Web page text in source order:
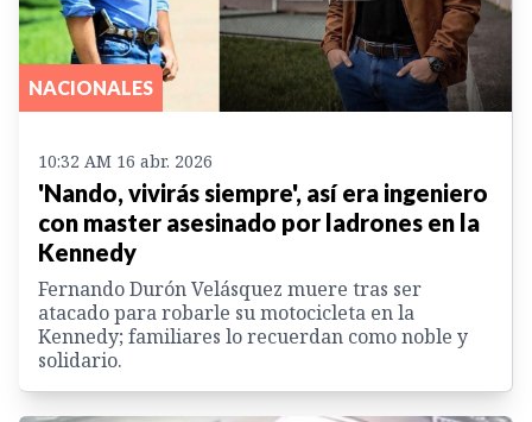
NACIONALES
10:32 AM 16 abr. 2026
'Nando, vivirás siempre', así era ingeniero
con master asesinado por ladrones en la
Kennedy
Fernando Durón Velásquez muere tras ser
atacado para robarle su motocicleta en la
Kennedy; familiares lo recuerdan como noble y
solidario.